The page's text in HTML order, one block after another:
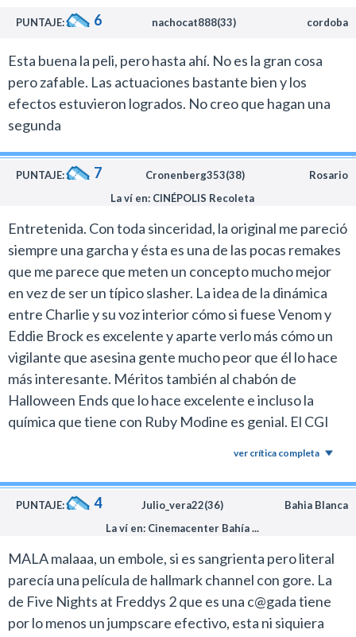
Brian Yuzna (
Re-Animator
alejó de la premisa tradicional para centrarse en un
culto de brujas.
En esta versión, Billy no se convierte en asesino por el
abuso de sus tutores sino al ser poseído por el espíritu
de un psicópata.
La curiosidad del caso es que el protagonista mantiene
diálogos con el ente de un modo similar al vínculo entre
Eddie Brock y Venom en los cómics de Marvel.
Chapman se instala en un pueblo perdido de los
Estados Unidos, habitado por vecinos turbios, y en este
contexto el sanguinario Papá Noel termina por
convertirse en una especie de justiciero, al eliminar
elementos deplorables de la sociedad.
Esta es la única película de la saga donde no mueren
víctimas inocentes, sino individuos oscuros que no
están más sanos que el asesino.
La obra del director Nelson desarrolla esta premisa con
efectos prácticos y una sólida banda sonora de
Blitz//Berlin.
Una dupla de compositores que viene creciendo en
Hollywood en los últimos años; este año también
hicieron la música de la remake de Deathstalker,
Nelson demuestra un buen dominio del slasher y
ofrece un film muy efectivo dentro de su género,
siempre que estés dispuesto a aceptar los elementos
PUNTAJE: 6 nachocat888(33) cordoba
Esta buena la peli, pero hasta ahí. No es la gran cosa
pero zafable. Las actuaciones bastante bien y los
efectos estuvieron logrados. No creo que hagan una
segunda
PUNTAJE: 7 Cronenberg353(38)
Rosario
La ví en: CINÉPOLIS Recoleta
Entretenida. Con toda sinceridad, la original me pareció
siempre una garcha y ésta es una de las pocas remakes
que me parece que meten un concepto mucho mejor
en vez de ser un típico slasher. La idea de la dinámica
entre Charlie y su voz interior cómo si fuese Venom y
Eddie Brock es excelente y aparte verlo más cómo un
vigilante que asesina gente mucho peor que él lo hace
más interesante. Méritos también al chabón de
Halloween Ends que lo hace excelente e incluso la
química que tiene con Ruby Modine es genial. El CGI
que varios productos de terror de éste 2025.
ver crítica completa
PUNTAJE: 4 Julio_vera22(36)
Bahia Blanca
La ví en: Cinemacenter Bahía ...
MALA malaaa, un embole, si es sangrienta pero literal
parecía una película de hallmark channel con gore. La
de Five Nights at Freddys 2 que es una c@gada tiene
por lo menos un jumpscare efectivo, esta ni siquiera